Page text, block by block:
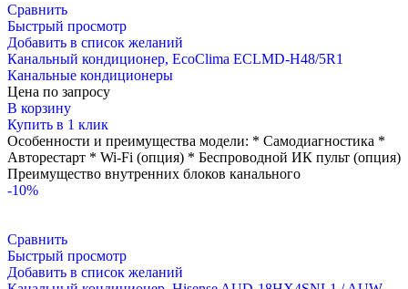
Сравнить
Быстрый просмотр
Добавить в список желаний
Канальный кондиционер, EcoClima ECLMD-H48/5R1
Канальные кондиционеры
Цена по запросу
В корзину
Купить в 1 клик
Особенности и преимущества модели: * Самодиагностика *
Авторестарт * Wi-Fi (опция) * Беспроводной ИК пульт (опция)
Преимущество внутренних блоков канального
-10%
Сравнить
Быстрый просмотр
Добавить в список желаний